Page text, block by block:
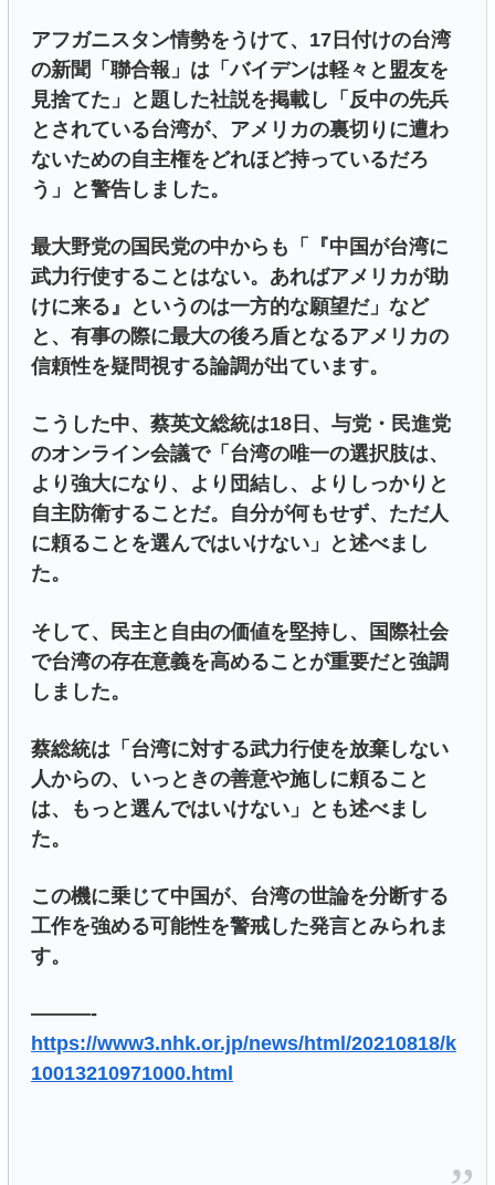
アフガニスタン情勢をうけて、17日付けの台湾
の新聞「聯合報」は「バイデンは軽々と盟友を
見捨てた」と題した社説を掲載し「反中の先兵
とされている台湾が、アメリカの裏切りに遭わ
ないための自主権をどれほど持っているだろ
う」と警告しました。
最大野党の国民党の中からも「『中国が台湾に
武力行使することはない。あればアメリカが助
けに来る』というのは一方的な願望だ」など
と、有事の際に最大の後ろ盾となるアメリカの
信頼性を疑問視する論調が出ています。
こうした中、蔡英文総統は18日、与党・民進党
のオンライン会議で「台湾の唯一の選択肢は、
より強大になり、より団結し、よりしっかりと
自主防衛することだ。自分が何もせず、ただ人
に頼ることを選んではいけない」と述べまし
た。
そして、民主と自由の価値を堅持し、国際社会
で台湾の存在意義を高めることが重要だと強調
しました。
蔡総統は「台湾に対する武力行使を放棄しない
人からの、いっときの善意や施しに頼ること
は、もっと選んではいけない」とも述べまし
た。
この機に乗じて中国が、台湾の世論を分断する
工作を強める可能性を警戒した発言とみられま
す。
———-
https://www3.nhk.or.jp/news/html/20210818/k
10013210971000.html